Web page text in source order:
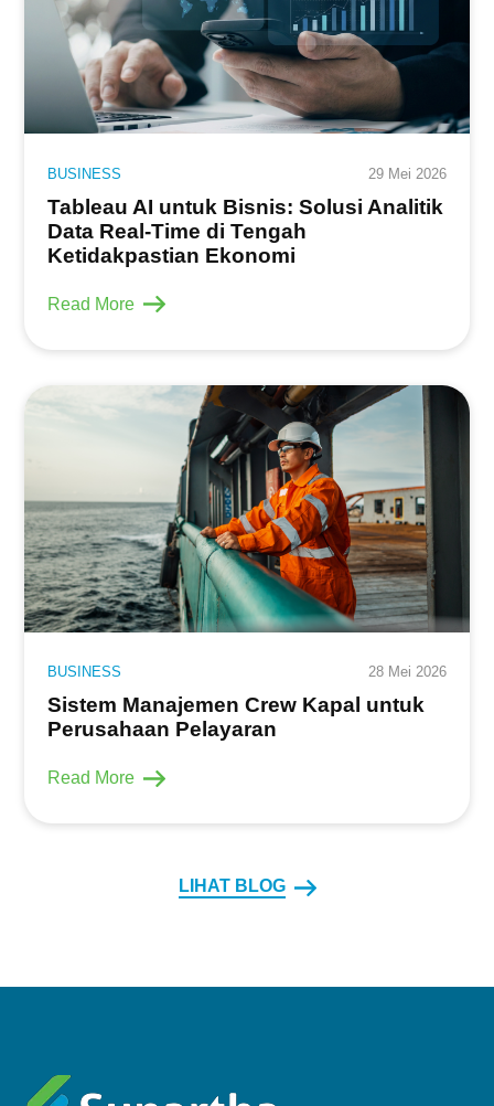
BUSINESS 29 Mei 2026
Tableau AI untuk Bisnis: Solusi Analitik
Data Real-Time di Tengah
Ketidakpastian Ekonomi
Read More
BUSINESS 28 Mei 2026
Sistem Manajemen Crew Kapal untuk
Perusahaan Pelayaran
Read More
LIHAT BLOG